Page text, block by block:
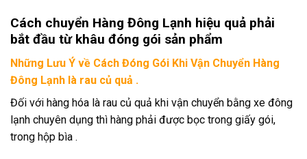
Cách chuyển Hàng Đông Lạnh hiệu quả phải
bắt đầu từ khâu đóng gói sản phẩm
Những Lưu Ý về Cách Đóng Gói Khi Vận Chuyển Hàng
Đông Lạnh là rau củ quả .
Đối với hàng hóa là rau củ quả khi vận chuyển bằng xe đông
lạnh chuyên dụng thì hàng phải được bọc trong giấy gói,
trong hộp bìa .